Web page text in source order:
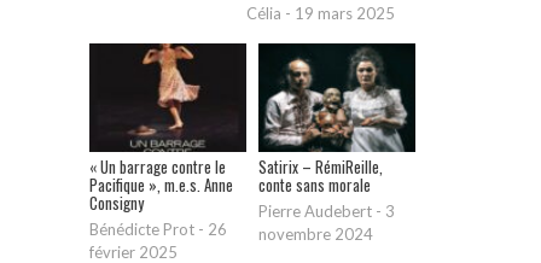
Célia - 19 mars 2025
« Un barrage contre le
Pacifique », m.e.s. Anne
Consigny
Bénédicte Prot - 26
février 2025
Satirix – RémiReille,
conte sans morale
Pierre Audebert - 3
novembre 2024